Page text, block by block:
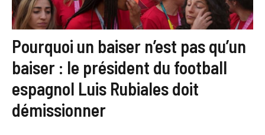
Pourquoi un baiser n’est pas qu’un
baiser : le président du football
espagnol Luis Rubiales doit
démissionner